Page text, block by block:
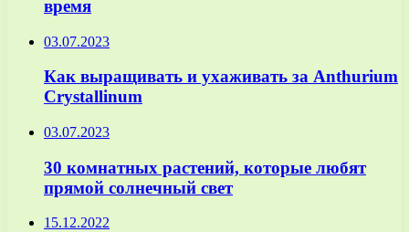
время
03.07.2023
Как выращивать и ухаживать за Anthurium
Crystallinum
03.07.2023
30 комнатных растений, которые любят
прямой солнечный свет
15.12.2022